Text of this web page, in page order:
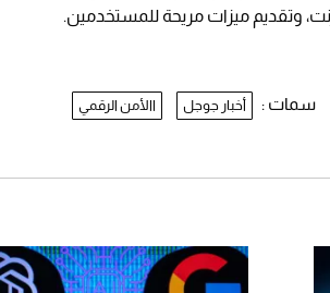
وتقديم ميزات مريحة للمستخدمين.
سمات : أخبار جوجل االأمن الرقمي